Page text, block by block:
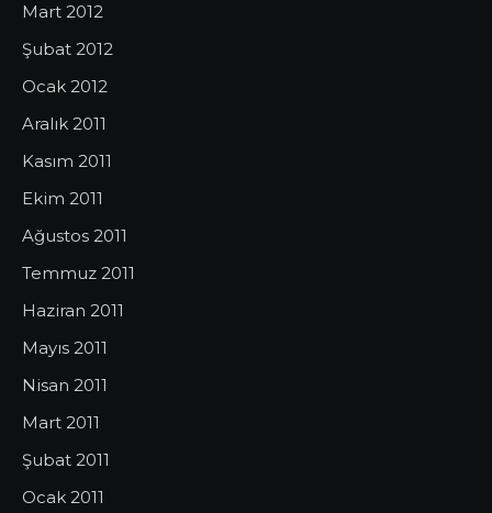
Mart 2012
Şubat 2012
Ocak 2012
Aralık 2011
Kasım 2011
Ekim 2011
Ağustos 2011
Temmuz 2011
Haziran 2011
Mayıs 2011
Nisan 2011
Mart 2011
Şubat 2011
Ocak 2011